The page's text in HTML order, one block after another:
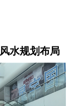
水规划布局